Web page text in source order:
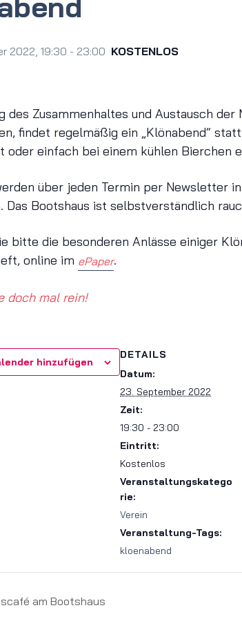
2022, 19:30 - 23:00 KOSTENLOS
des Zusammenhaltes und Austausch
findet regelmäßig ein „Klönabend“
oder einfach bei einem kühlen Bierchen
über jeden Termin per Newsletter
Das Bootshaus ist selbstverständlich
bitte die besonderen Anlässe einiger
online im ePaper.
doch mal rein!
hinzufügen
DETAILS
Datum:
23. September 2022
Zeit:
19:30 - 23:00
Eintritt:
Kostenlos
Veranstaltungskatego
rie:
Verein
Veranstaltung-Tags:
kloenabend
am Bootshaus